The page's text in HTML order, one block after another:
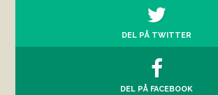
DEL PÅ TWITTER
DEL PÅ FACEBOOK